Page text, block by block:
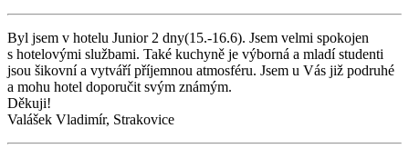
Byl jsem v hotelu Junior 2 dny(15.-16.6). Jsem velmi spokojen
s hotelovými službami. Také kuchyně je výborná a mladí studenti
jsou šikovní a vytváří příjemnou atmosféru. Jsem u Vás již podruhé
a mohu hotel doporučit svým známým.
Děkuji!
Valášek Vladimír, Strakovice